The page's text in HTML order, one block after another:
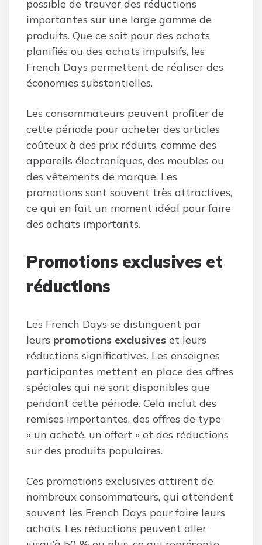
possible de trouver des réductions
importantes sur une large gamme de
produits. Que ce soit pour des achats
planifiés ou des achats impulsifs, les
French Days permettent de réaliser des
économies substantielles.
Les consommateurs peuvent profiter de
cette période pour acheter des articles
coûteux à des prix réduits, comme des
appareils électroniques, des meubles ou
des vêtements de marque. Les
promotions sont souvent très attractives,
ce qui en fait un moment idéal pour faire
des achats importants.
Promotions exclusives et
réductions
Les French Days se distinguent par
leurs promotions exclusives et leurs
réductions significatives. Les enseignes
participantes mettent en place des offres
spéciales qui ne sont disponibles que
pendant cette période. Cela inclut des
remises importantes, des offres de type
« un acheté, un offert » et des réductions
sur des produits populaires.
Ces promotions exclusives attirent de
nombreux consommateurs, qui attendent
souvent les French Days pour faire leurs
achats. Les réductions peuvent aller